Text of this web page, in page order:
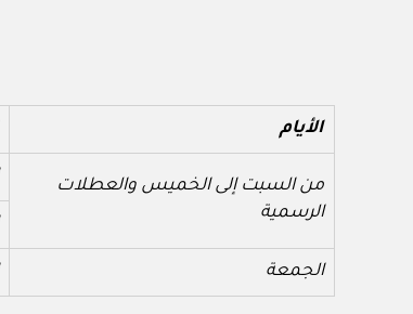
الأيام
من السبت إلى الخميس والعطلات
الرسمية
الجمعة